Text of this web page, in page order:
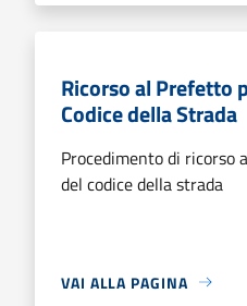
Ricorso al Prefetto
Codice della Strada
Procedimento di ricorso
del codice della strada
VAI ALLA PAGINA